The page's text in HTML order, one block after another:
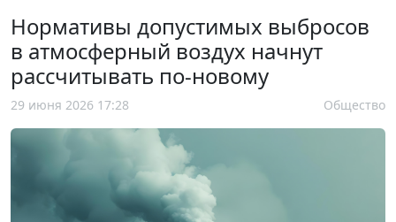
Нормативы допустимых выбросов
в атмосферный воздух начнут
рассчитывать по-новому
29 июня 2026 17:28 Общество